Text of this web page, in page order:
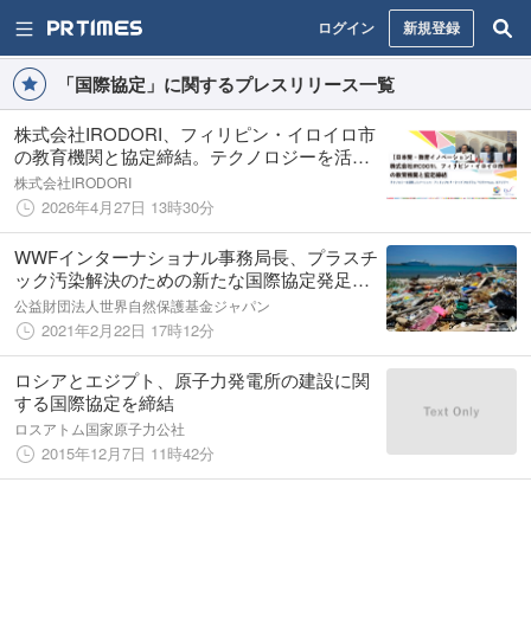
ログイン 新規登録
「国際協定」に関するプレスリリース一覧
株式会社IRODORI、フィリピン・イロイロ市
の教育機関と協定締結。テクノロジーを活用
したソーシャル・アントレプレナーシップ プ
ログラム「ワガママLab」をアジアへ展開
株式会社IRODORI
2026年4月27日 13時30分
WWFインターナショナル事務局長、プラスチ
ック汚染解決のための新たな国際協定発足へ
の支持を日本政府に要請
公益財団法人世界自然保護基金ジャパン
2021年2月22日 17時12分
ロシアとエジプト、原子力発電所の建設に関
する国際協定を締結
ロスアトム国家原子力公社
2015年12月7日 11時42分